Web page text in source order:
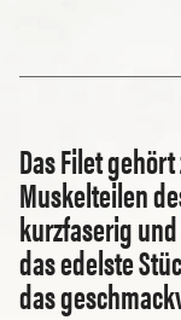
Das Filet
Muskelteilen
kurzfaserig
das edelste
das